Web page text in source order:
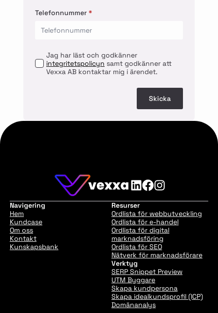
Telefonnummer *
Jag har läst och godkänner
integritetspolicyn
Vexxa AB kontaktar mig i ärendet.
Skicka
Navigering
Hem
Kundcase
Om oss
Kontakt
Kunskapsbank
Resurser
Ordlista för webbutveckling
Ordlista för e-handel
Ordlista för digital
marknadsföring
Ordlista för SEO
Nätverk för marknadsförare
Verktyg
SERP Snippet Preview
UTM Byggare
Skapa kundpersona
Skapa idealkundsprofil (ICP)
Domänanalys